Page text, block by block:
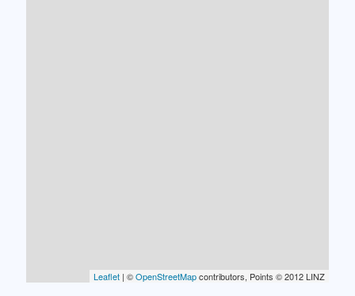
Leaflet | ©OpenStreetMapcontributors, Points © 2012 LINZ